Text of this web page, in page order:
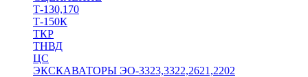
Т-130,170
Т-150К
ТКР
ТНВД
ЦС
ЭКСКАВАТОРЫ ЭО-3323,3322,2621,2202